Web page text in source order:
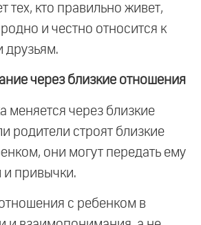
тех, кто правильно живет,
и честно относится к
друзьям.
через близкие отношения
меняется через близкие
родители строят близкие
они могут передать ему
и привычки.
с ребенком в